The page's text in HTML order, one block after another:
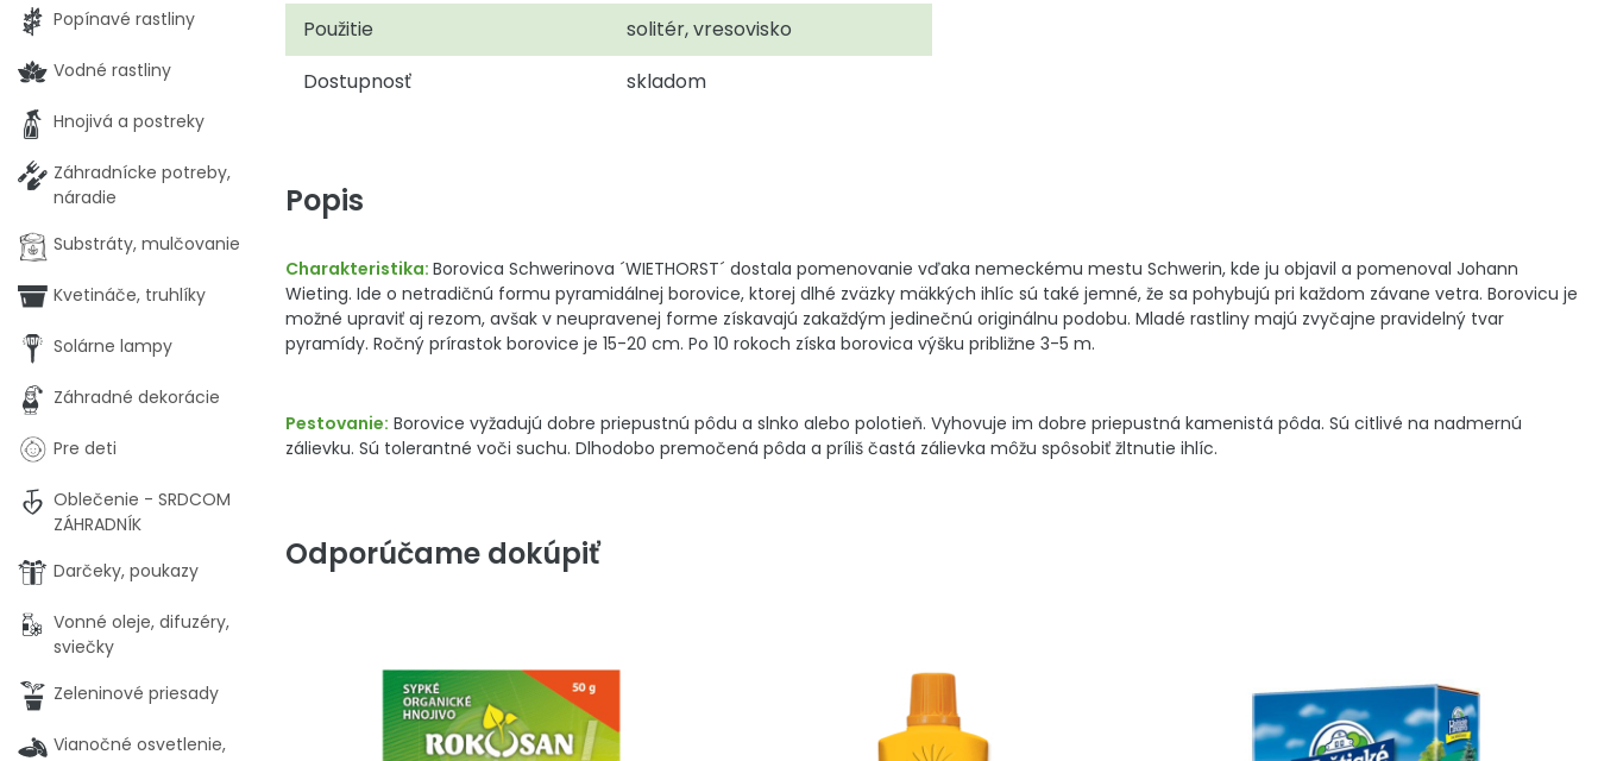
Použitie
solitér, vresovisko
Dostupnosť
skladom
Popis
Charakteristika: Borovica Schwerinova ´WIETHORST´ dostala pomenovanie vďaka nemeckému mestu Schwerin, kde ju objavil a pomenoval Johann
Wieting. Ide o netradičnú formu pyramidálnej borovice, ktorej dlhé zväzky mäkkých ihlíc sú také jemné, že sa pohybujú pri každom závane vetra. Borovicu je
možné upraviť aj rezom, avšak v neupravenej forme získavajú zakaždým jedinečnú originálnu podobu. Mladé rastliny majú zvyčajne pravidelný tvar
pyramídy. Ročný prírastok borovice je 15-20 cm. Po 10 rokoch získa borovica výšku približne 3-5 m.
Pestovanie: Borovice vyžadujú dobre priepustnú pôdu a slnko alebo polotieň. Vyhovuje im dobre priepustná kamenistá pôda. Sú citlivé na nadmernú
zálievku. Sú tolerantné voči suchu. Dlhodobo premočená pôda a príliš častá zálievka môžu spôsobiť žltnutie ihlíc.
Odporúčame dokúpiť
Popínavé rastliny
Vodné rastliny
Hnojivá a postreky
Záhradnícke potreby,
náradie
Substráty, mulčovanie
Kvetináče, truhlíky
Solárne lampy
Záhradné dekorácie
Pre deti
Oblečenie - SRDCOM
ZÁHRADNÍK
Darčeky, poukazy
Vonné oleje, difuzéry,
sviečky
Zeleninové priesady
Vianočné osvetlenie,